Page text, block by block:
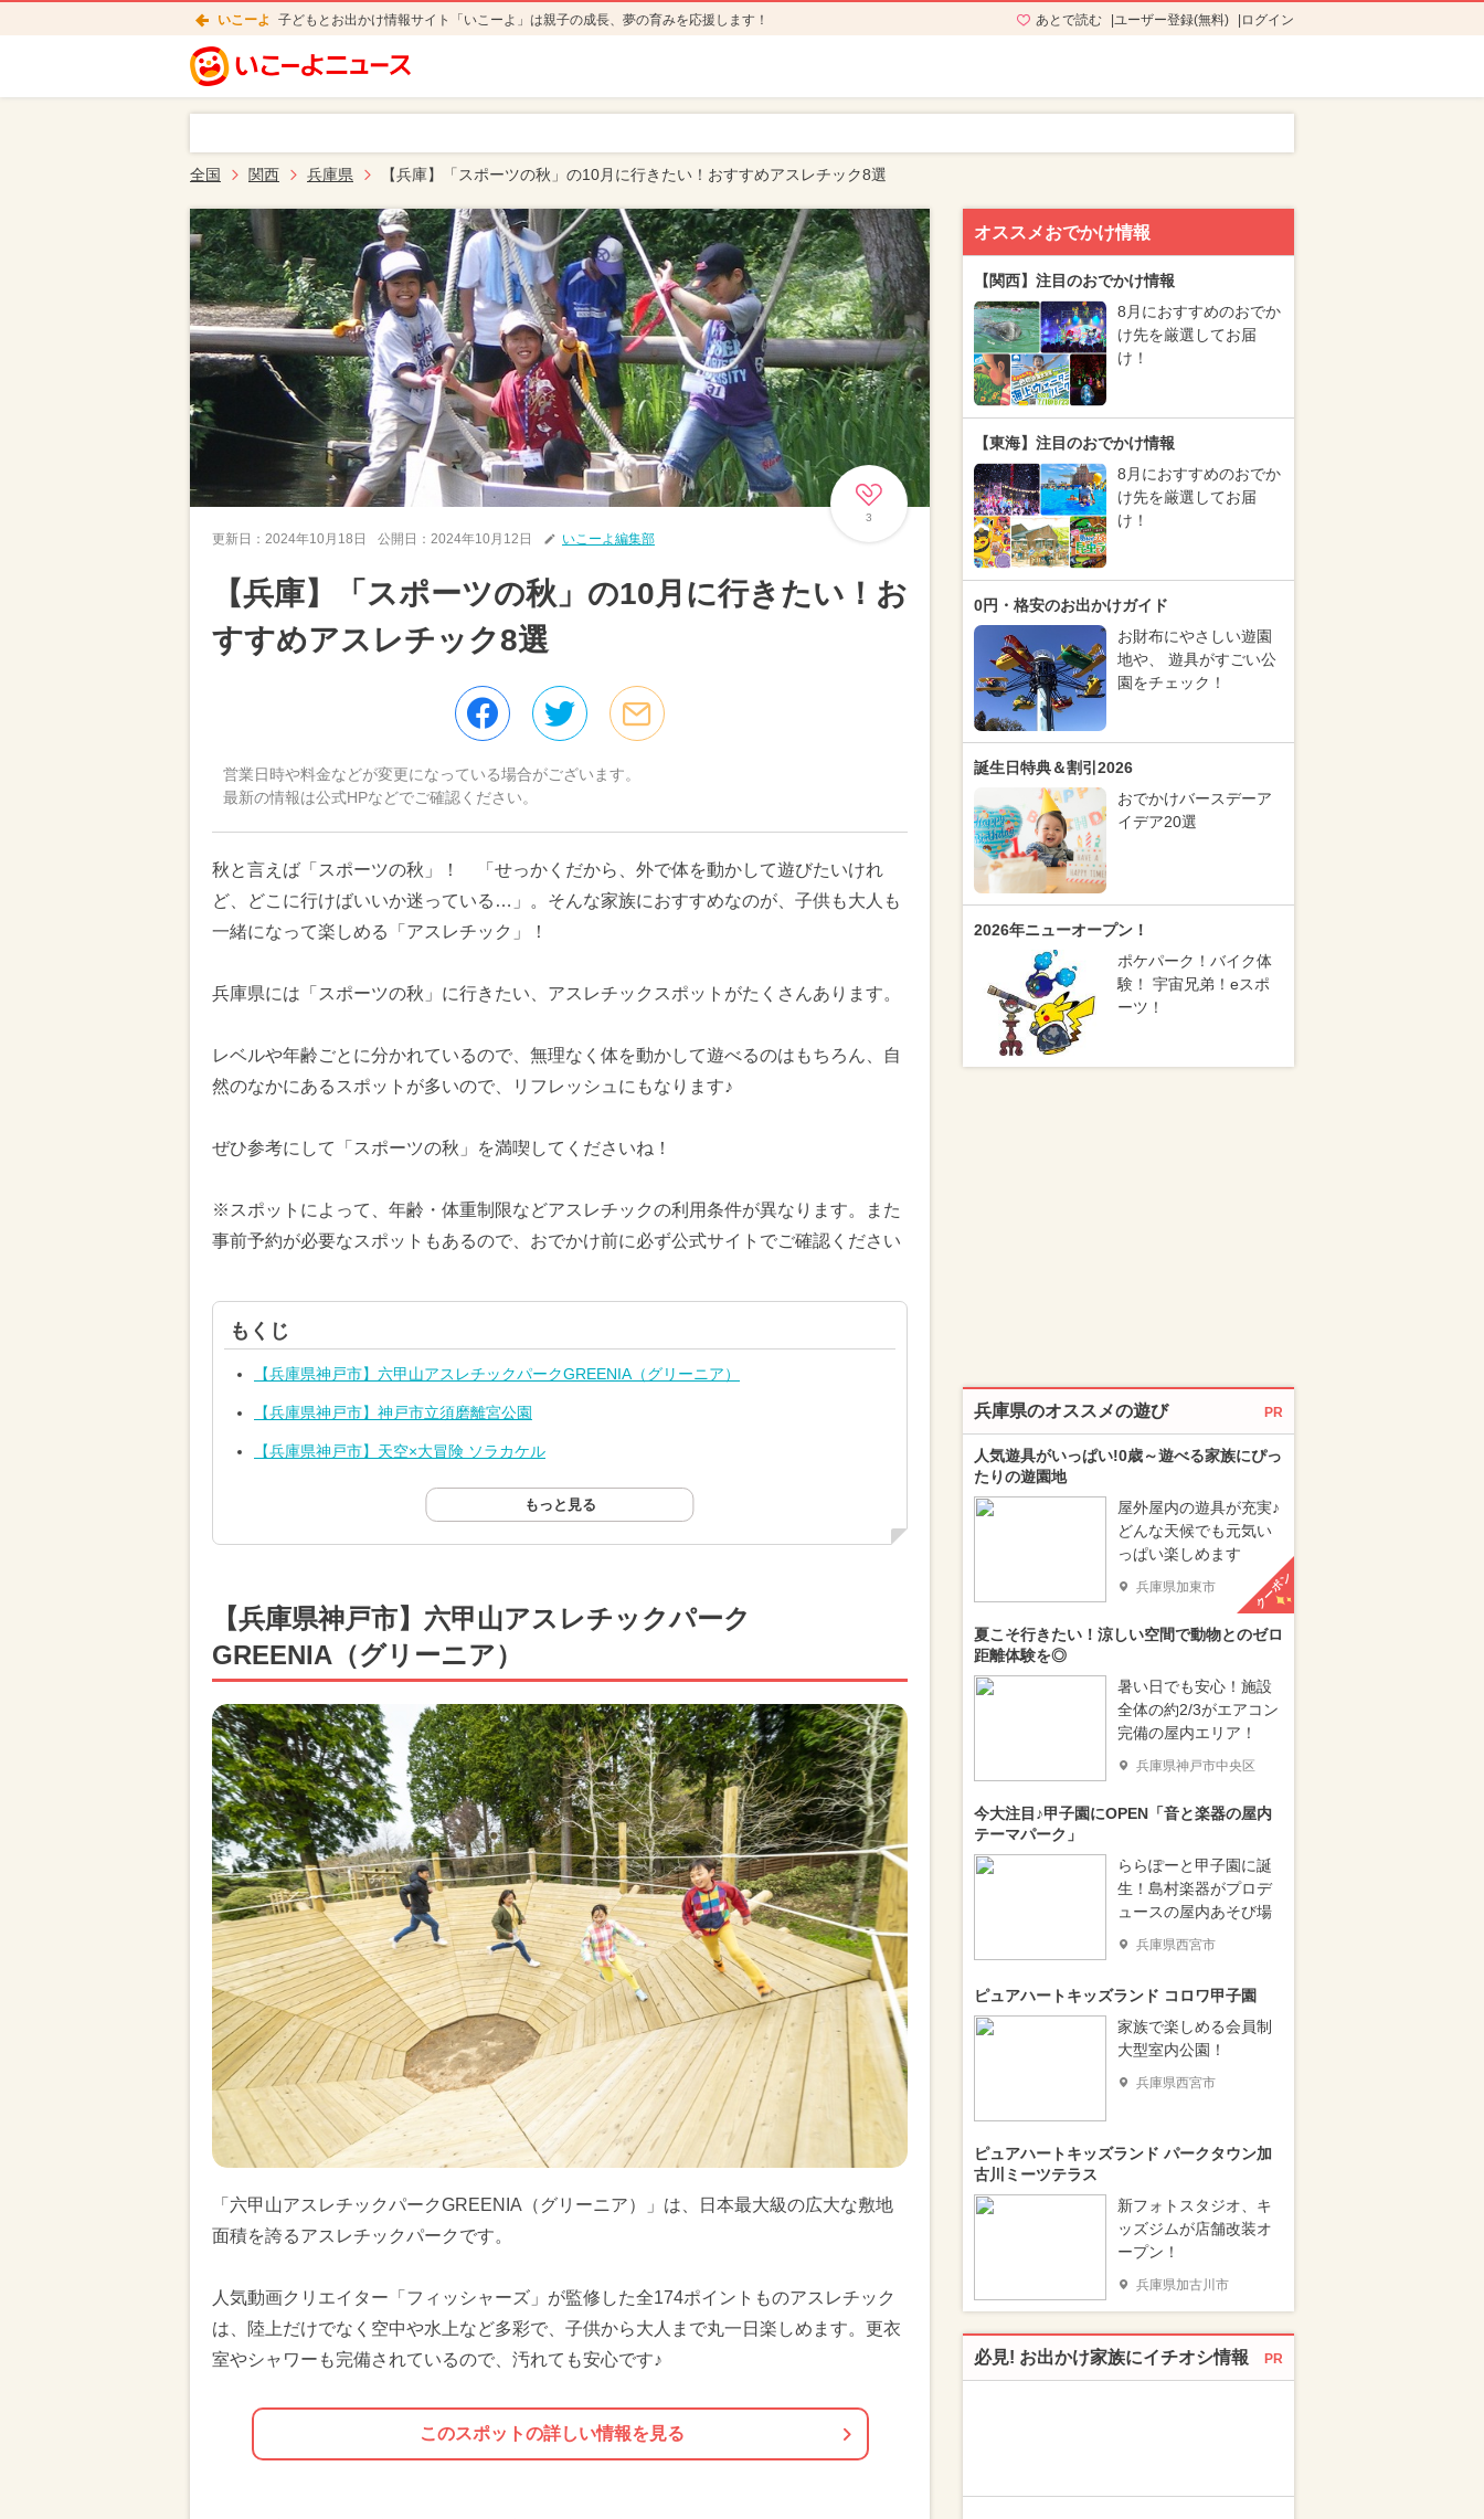
いこーよ 子どもとお出かけ情報サイト「いこーよ」は親子の成長、夢の育みを応援します！ あとで読む ユーザー登録(無料) ログイン
全国 関西 兵庫県 【兵庫】「スポーツの秋」の10月に行きたい！おすすめアスレチック8選
3
更新日： 2024年10月18日 公開日： 2024年10月12日 いこーよ編集部
【兵庫】「スポーツの秋」の10月に行きたい！お
すすめアスレチック8選
営業日時や料金などが変更になっている場合がございます。
最新の情報は公式HPなどでご確認ください。
秋と言えば「スポーツの秋」！ 「せっかくだから、外で体を動かして遊びたいけれ
ど、どこに行けばいいか迷っている…」。そんな家族におすすめなのが、子供も大人も
一緒になって楽しめる「アスレチック」！
兵庫県には「スポーツの秋」に行きたい、アスレチックスポットがたくさんあります。
レベルや年齢ごとに分かれているので、無理なく体を動かして遊べるのはもちろん、自
然のなかにあるスポットが多いので、リフレッシュにもなります♪
ぜひ参考にして「スポーツの秋」を満喫してくださいね！
※スポットによって、年齢・体重制限などアスレチックの利用条件が異なります。また
事前予約が必要なスポットもあるので、おでかけ前に必ず公式サイトでご確認ください
もくじ
【兵庫県神戸市】六甲山アスレチックパークGREENIA（グリーニア）
【兵庫県神戸市】神戸市立須磨離宮公園
【兵庫県神戸市】天空×大冒険 ソラカケル
もっと見る
【兵庫県神戸市】六甲山アスレチックパーク
GREENIA（グリーニア）
「六甲山アスレチックパークGREENIA（グリーニア）」は、日本最大級の広大な敷地
面積を誇るアスレチックパークです。
人気動画クリエイター「フィッシャーズ」が監修した全174ポイントものアスレチック
は、陸上だけでなく空中や水上など多彩で、子供から大人まで丸一日楽しめます。更衣
室やシャワーも完備されているので、汚れても安心です♪
このスポットの詳しい情報を見る
オススメおでかけ情報
【関西】注目のおでかけ情報
8月におすすめのおでか
け先を厳選してお届
け！
【東海】注目のおでかけ情報
8月におすすめのおでか
け先を厳選してお届
け！
0円・格安のお出かけガイド
お財布にやさしい遊園
地や、 遊具がすごい公
園をチェック！
誕生日特典＆割引2026
おでかけバースデーア
イデア20選
2026年ニューオープン！
ポケパーク！バイク体
験！ 宇宙兄弟！eスポ
ーツ！
兵庫県のオススメの遊び PR
人気遊具がいっぱい!0歳～遊べる家族にぴっ
たりの遊園地
屋外屋内の遊具が充実♪
どんな天候でも元気い
っぱい楽しめます
兵庫県加東市 クーポン
夏こそ行きたい！涼しい空間で動物とのゼロ
距離体験を◎
暑い日でも安心！施設
全体の約2/3がエアコン
完備の屋内エリア！
兵庫県神戸市中央区
今大注目♪甲子園にOPEN「音と楽器の屋内
テーマパーク」
ららぽーと甲子園に誕
生！島村楽器がプロデ
ュースの屋内あそび場
兵庫県西宮市
ピュアハートキッズランド コロワ甲子園
家族で楽しめる会員制
大型室内公園！
兵庫県西宮市
ピュアハートキッズランド パークタウン加
古川ミーツテラス
新フォトスタジオ、キ
ッズジムが店舗改装オ
ープン！
兵庫県加古川市
必見! お出かけ家族にイチオシ情報 PR